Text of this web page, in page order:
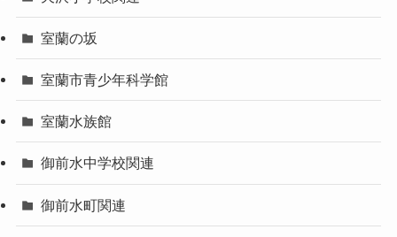
室蘭の坂
室蘭市青少年科学館
室蘭水族館
御前水中学校関連
御前水町関連